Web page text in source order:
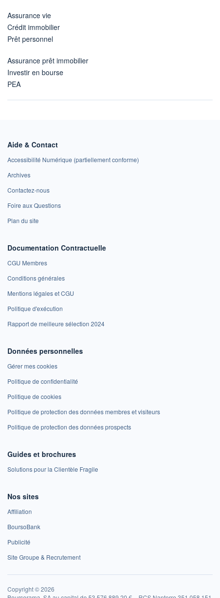
Assurance vie
Crédit immobilier
Prêt personnel
Assurance prêt immobilier
Investir en bourse
PEA
Aide & Contact
Accessibilité Numérique (partiellement conforme)
Archives
Contactez-nous
Foire aux Questions
Plan du site
Documentation Contractuelle
CGU Membres
Conditions générales
Mentions légales et CGU
Politique d'exécution
Rapport de meilleure sélection 2024
Données personnelles
Gérer mes cookies
Politique de confidentialité
Politique de cookies
Politique de protection des données membres et visiteurs
Politique de protection des données prospects
Guides et brochures
Solutions pour la Clientèle Fragile
Nos sites
Affiliation
BoursoBank
Publicité
Site Groupe & Recrutement
Copyright © 2026